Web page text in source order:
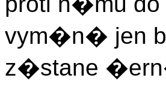
vym�n� jen
z�stane